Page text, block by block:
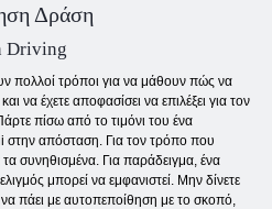
Δράση
Driving
πολλοί τρόποι για να μάθουν πώς να
να έχετε αποφασίσει να επιλέξει για τον
πίσω από το τιμόνι του ένα
στην απόσταση. Για τον τρόπο που
συνηθισμένα. Για παράδειγμα, ένα
μπορεί να εμφανιστεί. Μην δίνετε
να πάει με αυτοπεποίθηση με το σκοπό,